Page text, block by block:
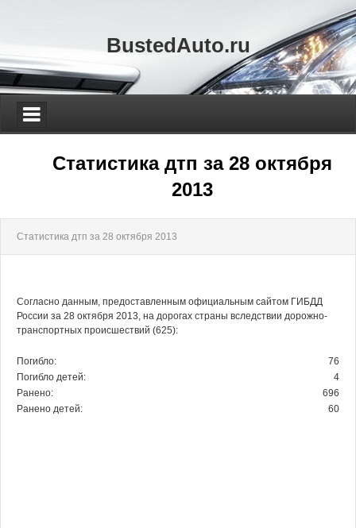
BustedAuto.ru
Статистика дтп за 28 октября
2013
Статистика дтп за 28 октября 2013
Согласно данным, предоставленным официальным сайтом ГИБДД
России за 28 октября 2013, на дорогах страны вследствии дорожно-
транспортных происшествий (625):
Погибло:
76
Погибло детей:
4
Ранено:
696
Ранено детей:
60